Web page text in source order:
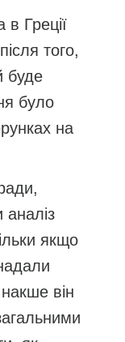
Греції
того,
буде
було
на
якщо
він